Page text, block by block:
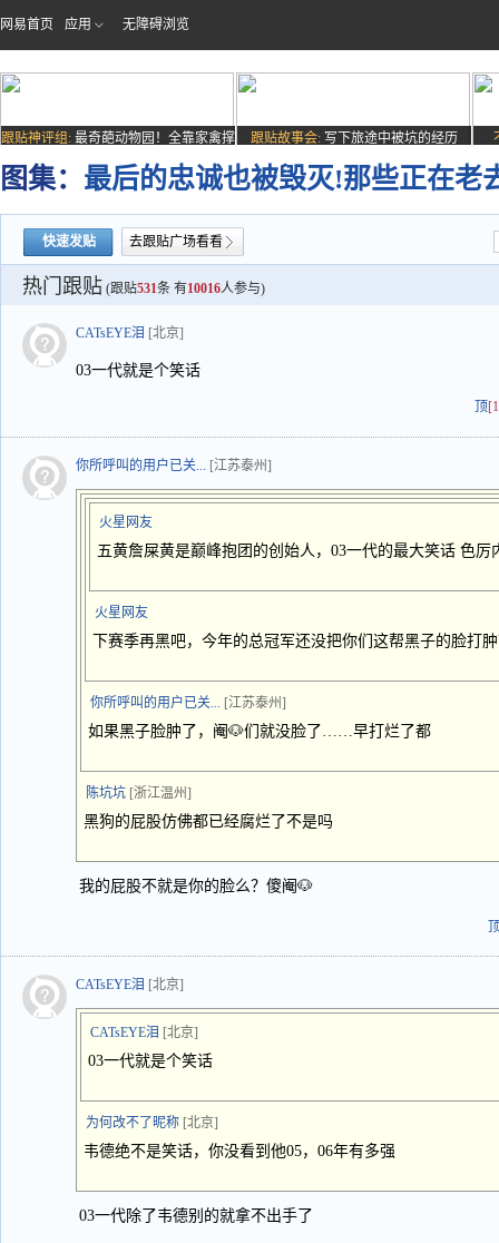
网易首页 应用 无障碍浏览
跟贴神评组: 最奇葩动物园！全靠家禽撑
场子
跟贴故事会: 写下旅途中被坑的经历
图集： 最后的忠诚也被毁灭!那些正在老
快速发贴 去跟贴广场看看
热门跟贴 (跟贴531条 有10016人参与)
CATsEYE泪 [北京]
03一代就是个笑话
顶
你所呼叫的用户已关... [江苏泰州]
火星网友
五黄詹屎黄是巅峰抱团的创始人，03一代的最大笑话 色厉
火星网友
下赛季再黑吧，今年的总冠军还没把你们这帮黑子的脸打
你所呼叫的用户已关... [江苏泰州]
如果黑子脸肿了，阉🐶们就没脸了……早打烂了都
陈坑坑 [浙江温州]
黑狗的屁股仿佛都已经腐烂了不是吗
我的屁股不就是你的脸么？傻阉🐶
CATsEYE泪 [北京]
CATsEYE泪 [北京]
03一代就是个笑话
为何改不了昵称 [北京]
韦德绝不是笑话，你没看到他05，06年有多强
03一代除了韦德别的就拿不出手了